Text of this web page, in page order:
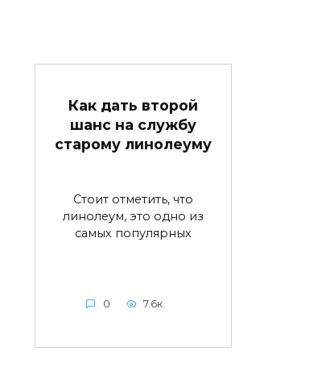
Как дать второй
шанс на службу
старому линолеуму
Стоит отметить, что
линолеум, это одно из
самых популярных
0 7.6к.